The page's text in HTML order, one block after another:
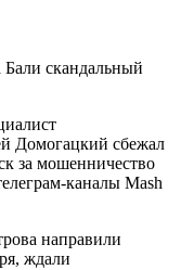
Домогацкий сбежал
за мошенничество
каналы Mash
направили
ждали